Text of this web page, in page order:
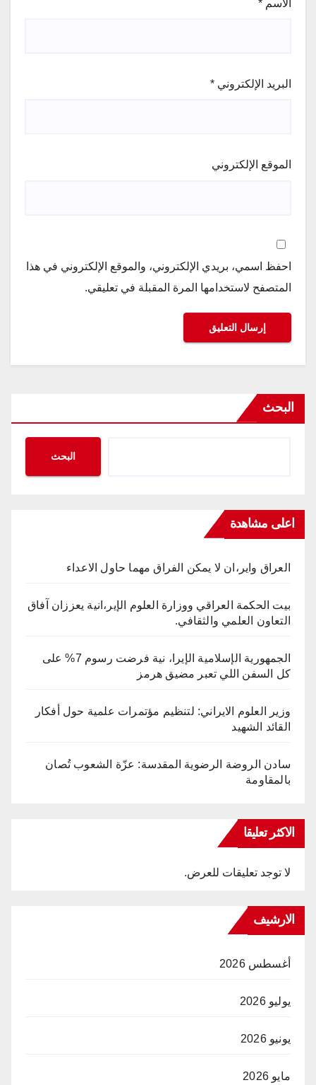
الاسم *
البريد الإلكتروني *
الموقع الإلكتروني
احفظ اسمي، بريدي الإلكتروني، والموقع الإلكتروني في هذا
المتصفح لاستخدامها المرة المقبلة في تعليقي.
البحث
البحث
اعلى مشاهدة
العراق واير،ان لا يمكن الفراق مهما حاول الاعداء
بيت الحكمة العراقي ووزارة العلوم الإير،انية يعززان آفاق
التعاون العلمي والثقافي.
الجمهورية الإسلامية الإيرا، نية فرضت رسوم 7% على
كل السفن اللي تعبر مضيق هرمز
وزير العلوم الايراني: لتنظيم مؤتمرات علمية حول أفكار
القائد الشهيد
سادن الروضة الرضوية المقدسة: عزّة الشعوب تُصان
بالمقاومة
الاكثر تعليقا
لا توجد تعليقات للعرض.
الارشيف
أغسطس 2026
يوليو 2026
يونيو 2026
مايو 2026